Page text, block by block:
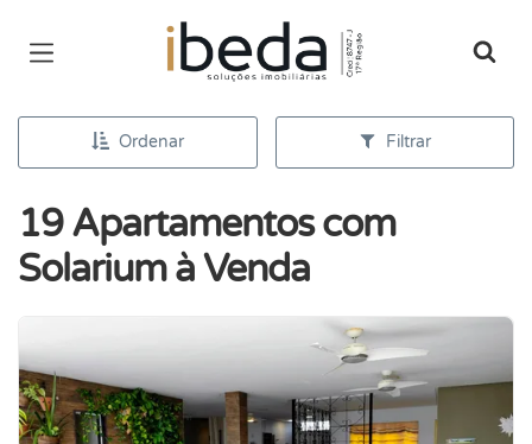
Página inicial
Ordenar Filtrar
19 Apartamentos com
Solarium à Venda